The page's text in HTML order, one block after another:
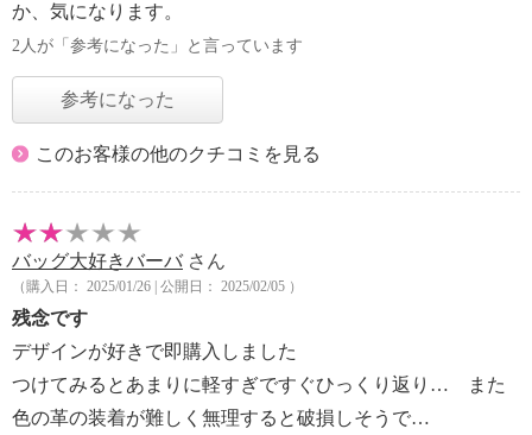
か、気になります。
2人が「参考になった」と言っています
参考になった
このお客様の他のクチコミを見る
バッグ大好きバーバさん
（購入日： 2025/01/26 | 公開日： 2025/02/05 ）
残念です
デザインが好きで即購入しました
つけてみるとあまりに軽すぎですぐひっくり返り… また
色の革の装着が難しく無理すると破損しそうで…